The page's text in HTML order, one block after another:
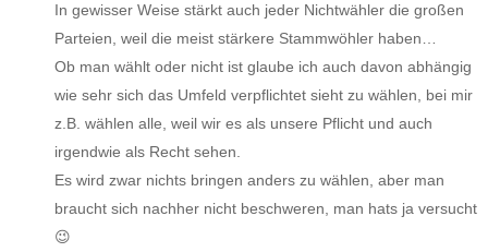
In gewisser Weise stärkt auch jeder Nichtwähler die großen
Parteien, weil die meist stärkere Stammwöhler haben…
Ob man wählt oder nicht ist glaube ich auch davon abhängig
wie sehr sich das Umfeld verpflichtet sieht zu wählen, bei mir
z.B. wählen alle, weil wir es als unsere Pflicht und auch
irgendwie als Recht sehen.
Es wird zwar nichts bringen anders zu wählen, aber man
braucht sich nachher nicht beschweren, man hats ja versucht
😉